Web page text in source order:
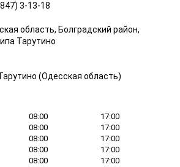
3-13-18
область, Болградский район,
Тарутино
(Одесская область)
08:00
17:00
08:00
17:00
08:00
17:00
08:00
17:00
08:00
17:00